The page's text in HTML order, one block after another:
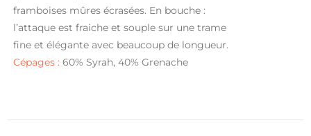
framboises mûres écrasées. En bouche :
l’attaque est fraiche et souple sur une trame
fine et élégante avec beaucoup de longueur.
Cépages : 60% Syrah, 40% Grenache